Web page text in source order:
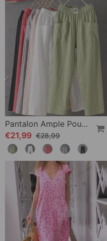
Pantalon Ample Pour Femme
€21,99 €28,99